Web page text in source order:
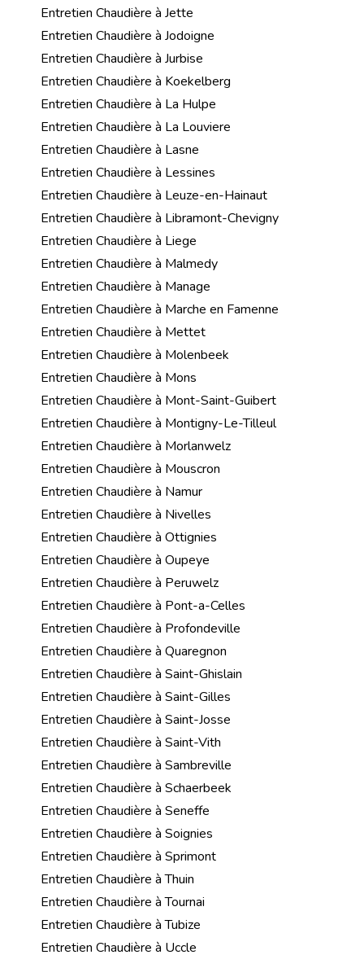
Entretien Chaudière à Jette
Entretien Chaudière à Jodoigne
Entretien Chaudière à Jurbise
Entretien Chaudière à Koekelberg
Entretien Chaudière à La Hulpe
Entretien Chaudière à La Louviere
Entretien Chaudière à Lasne
Entretien Chaudière à Lessines
Entretien Chaudière à Leuze-en-Hainaut
Entretien Chaudière à Libramont-Chevigny
Entretien Chaudière à Liege
Entretien Chaudière à Malmedy
Entretien Chaudière à Manage
Entretien Chaudière à Marche en Famenne
Entretien Chaudière à Mettet
Entretien Chaudière à Molenbeek
Entretien Chaudière à Mons
Entretien Chaudière à Mont-Saint-Guibert
Entretien Chaudière à Montigny-Le-Tilleul
Entretien Chaudière à Morlanwelz
Entretien Chaudière à Mouscron
Entretien Chaudière à Namur
Entretien Chaudière à Nivelles
Entretien Chaudière à Ottignies
Entretien Chaudière à Oupeye
Entretien Chaudière à Peruwelz
Entretien Chaudière à Pont-a-Celles
Entretien Chaudière à Profondeville
Entretien Chaudière à Quaregnon
Entretien Chaudière à Saint-Ghislain
Entretien Chaudière à Saint-Gilles
Entretien Chaudière à Saint-Josse
Entretien Chaudière à Saint-Vith
Entretien Chaudière à Sambreville
Entretien Chaudière à Schaerbeek
Entretien Chaudière à Seneffe
Entretien Chaudière à Soignies
Entretien Chaudière à Sprimont
Entretien Chaudière à Thuin
Entretien Chaudière à Tournai
Entretien Chaudière à Tubize
Entretien Chaudière à Uccle